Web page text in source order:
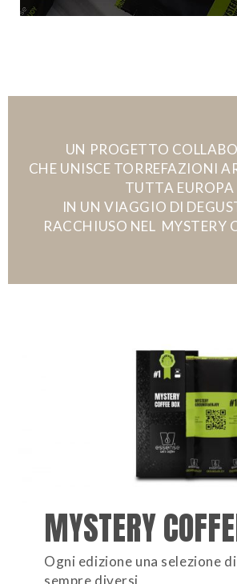
UN PROGETTO
CHE UNISCE TORREFAZIONI
TUTTA EUROPA
IN UN VIAGGIO DI
RACCHIUSO NEL MYSTERY
MYSTERY
Ogni edizione una selezione
sempre diversi